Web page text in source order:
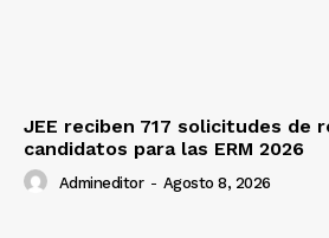
JEE reciben 717 solicitudes de
candidatos para las ERM 2026
Admineditor - Agosto 8, 2026